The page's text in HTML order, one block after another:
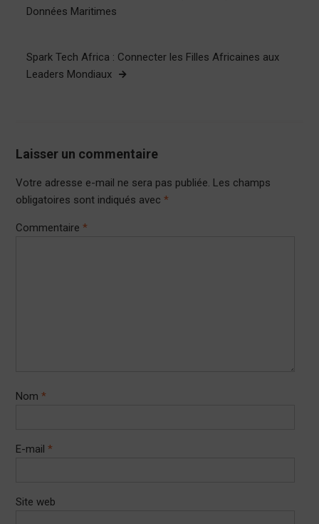
deDonnées Maritimes
Spark Tech Africa : Connecter les Filles Africaines aux
Leaders Mondiaux
Laisser un commentaire
Votre adresse e-mail ne sera pas publiée. Les champs
obligatoires sont indiqués avec *
Commentaire *
Nom *
E-mail *
Site web